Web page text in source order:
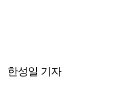
한성일 기자